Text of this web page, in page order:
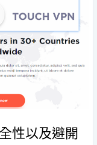
性以及避開